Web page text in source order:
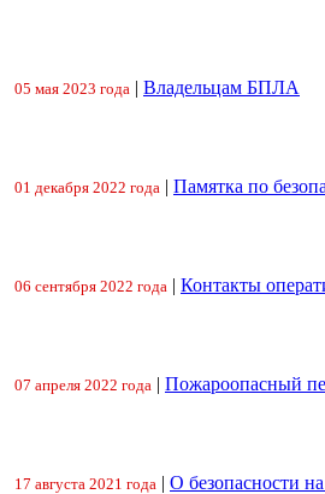
05 мая 2023 года | Владельцам БПЛА
01 декабря 2022 года | Памятка по
06 сентября 2022 года | Контакты
07 апреля 2022 года | Пожароопасный
17 августа 2021 года | О безопасности